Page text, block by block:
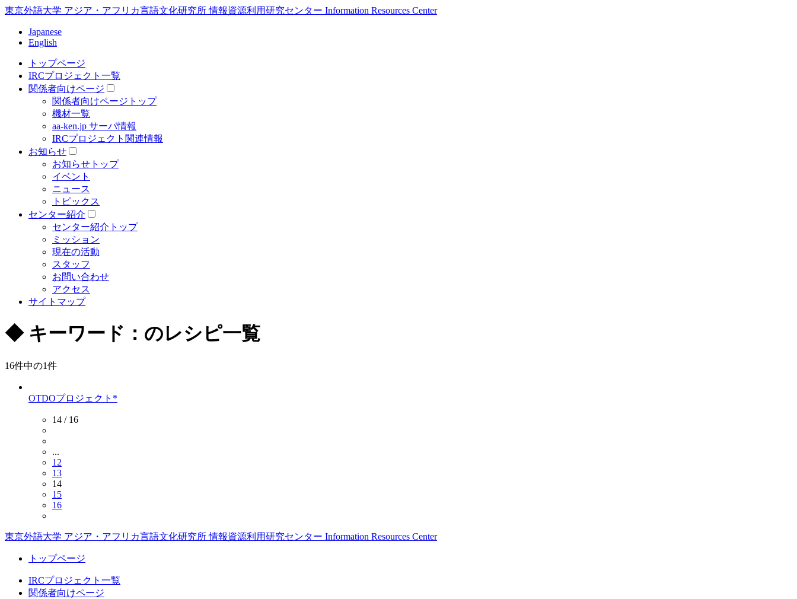
東京外語大学 アジア・アフリカ言語文化研究所 情報資源利用研究センター Information Resources Center
Japanese
English
トップページ
IRCプロジェクト一覧
関係者向けページ
関係者向けページトップ
機材一覧
aa-ken.jp サーバ情報
IRCプロジェクト関連情報
お知らせ
お知らせトップ
イベント
ニュース
トピックス
センター紹介
センター紹介トップ
ミッション
現在の活動
スタッフ
お問い合わせ
アクセス
サイトマップ
◆キーワード：のレシピ一覧
16件中の1件
OTDOプロジェクト*
14 / 16
...
12
13
14
15
16
東京外語大学 アジア・アフリカ言語文化研究所 情報資源利用研究センター Information Resources Center
トップページ
IRCプロジェクト一覧
関係者向けページ